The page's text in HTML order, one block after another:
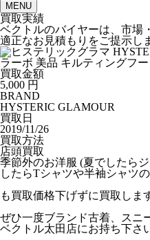
MENU
買取実績
ベクトルのバイヤーは、市場
適正なお見積もりをご提示し
買取金額
5,000 円
BRAND
HYSTERIC GLAMOUR
買取日
2019/11/26
買取方法
店頭買取
季節外のお洋服 (夏でしたら
したらTシャツや半袖シャツ
も買取価格下げずに買取しま
ぜひ一度ブランド古着、スニ
ベクトル太田店にお持ち下さ